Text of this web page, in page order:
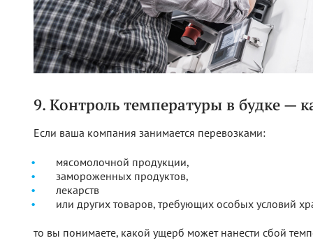
9. Контроль температуры в будке —
Если ваша компания занимается перевозками:
мясомолочной продукции,
замороженных продуктов,
лекарств
или других товаров, требующих особых условий
то вы понимаете, какой ущерб может нанести сбой